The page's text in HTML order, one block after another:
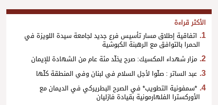
الأكثر قراءة
اتفاقية إطلاق مسار تأسيس فرع جديد لجامعة سيدة اللويزة في
الحمرا بالتوافق مع الرهبنة الكبوشية
مزار شهداء المكسيك: صرح يخلّد مئة عام من الشهادة للإيمان
عبد الساتر : صلّوا لأجل السلام في لبنان وفي المنطقة كلّها
*سمفونية التطويب* في الصرح البطريركي في الديمان مع
الأوركسترا الفلهارمونية بقيادة فازليان